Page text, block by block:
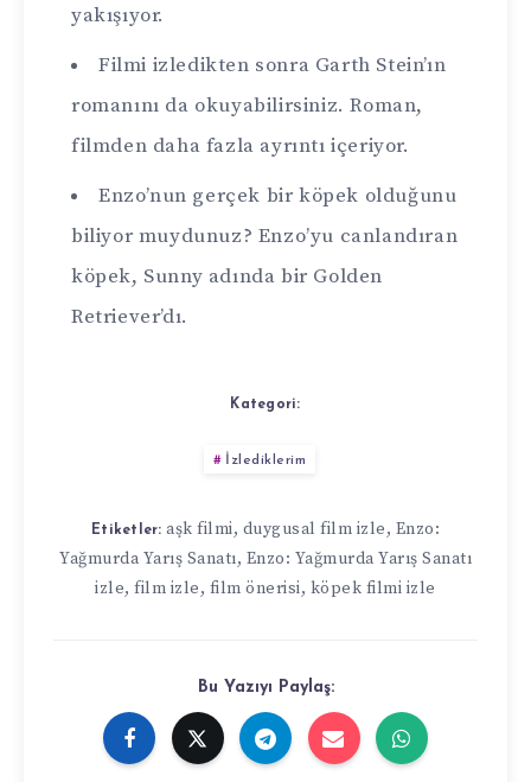
yakışıyor.
Filmi izledikten sonra Garth Stein’ın
romanını da okuyabilirsiniz. Roman,
filmden daha fazla ayrıntı içeriyor.
Enzo’nun gerçek bir köpek olduğunu
biliyor muydunuz? Enzo’yu canlandıran
köpek, Sunny adında bir Golden
Retriever’dı.
Kategori:
İzlediklerim
Etiketler: aşk filmi, duygusal film izle, Enzo:
Yağmurda Yarış Sanatı, Enzo: Yağmurda Yarış Sanatı
izle,film izle, film önerisi, köpek filmi izle
Bu Yazıyı Paylaş: